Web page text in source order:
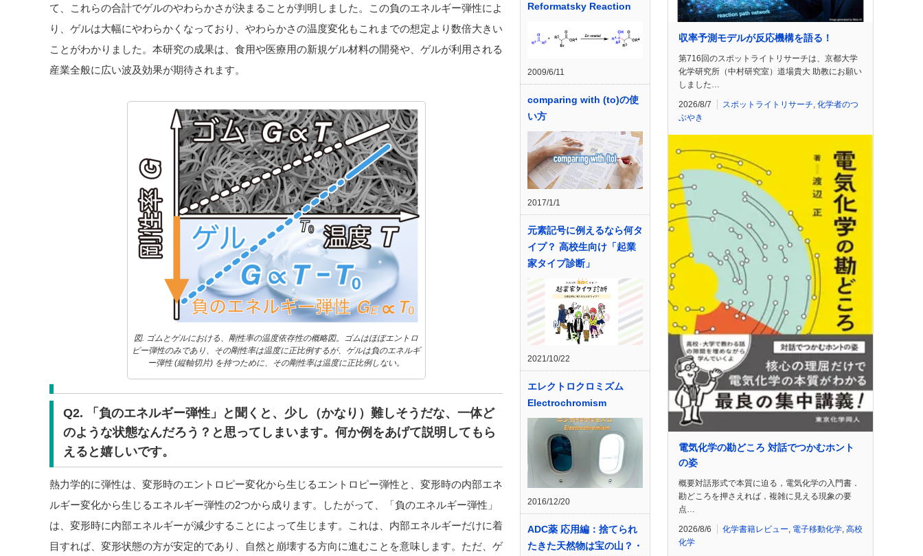
て、これらの合計でゲルのやわらかさが決まることが判明しました。この負のエネルギー弾性によ
り、ゲルは大幅にやわらかくなっており、やわらかさの温度変化もこれまでの想定より数倍大きい
ことがわかりました。本研究の成果は、食用や医療用の新規ゲル材料の開発や、ゲルが利用される
産業全般に広い波及効果が期待されます。
図. ゴムとゲルにおける、剛性率の温度依存性の概略図。ゴムはほぼエントロ
ピー弾性のみであり、その剛性率は温度に正比例するが、ゲルは負のエネルギ
ー弾性 (縦軸切片) を持つために、その剛性率は温度に正比例しない。
Q2. 「負のエネルギー弾性」と聞くと、少し（かなり）難しそうだな、一体ど
のような状態なんだろう？と思ってしまいます。何か例をあげて説明してもら
えると嬉しいです。
熱力学的に弾性は、変形時のエントロピー変化から生じるエントロピー弾性と、変形時の内部エネ
ルギー変化から生じるエネルギー弾性の2つから成ります。したがって、「負のエネルギー弾性」
は、変形時に内部エネルギーが減少することによって生じます。これは、内部エネルギーだけに着
目すれば、変形状態の方が安定的であり、自然と崩壊する方向に進むことを意味します。ただ、ゲ
Reformatsky Reaction
2009/6/11
comparing with (to)の使
い方
2017/1/1
元素記号に例えるなら何タ
イプ？ 高校生向け「起業
家タイプ診断」
2021/10/22
エレクトロクロミズム
Electrochromism
2016/12/20
ADC薬 応用編：捨てられ
たきた天然物は宝の山？・
収率予測モデルが反応機構を語る！
第716回のスポットライトリサーチは、京都大学
化学研究所（中村研究室）道場貴大 助教にお願い
しました…
2026/8/7 スポットライトリサーチ 化学者のつ
ぶやき
電気化学の勘どころ 対話でつかむホント
の姿
概要対話形式で本質に迫る，電気化学の入門書．
勘どころを押さえれば，複雑に見える現象の要
点…
2026/8/6 化学書籍レビュー 電子移動化学 高校
化学